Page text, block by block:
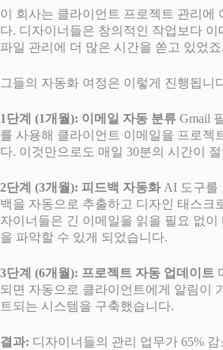
이 회사는 클라이언트 프로젝트 관리에
다. 디자이너들은 창의적인 작업보다 이
파일 관리에 더 많은 시간을 쏟고 있었죠.
그들의 자동화 여정은 이렇게 진행됩니
1단계 (1개월): 이메일 자동 분류 Gmail
를 사용해 클라이언트 이메일을 프로젝
다. 이것만으로도 매일 30분의 시간이
2단계 (3개월): 피드백 자동화AI 도구를
백을 자동으로 추출하고 디자인 태스크
자이너들은 긴 이메일을 읽을 필요 없
을 파악할 수 있게 되었습니다.
3단계 (6개월): 프로젝트 자동 업데이트
되면 자동으로 클라이언트에게 알림이
트되는 시스템을 구축했습니다.
결과: 디자이너들의 관리 업무가 65%